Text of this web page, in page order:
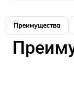
Преимущества